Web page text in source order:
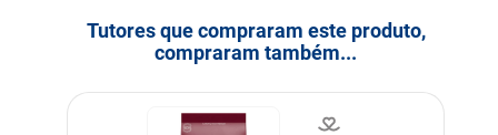
Tutores que compraram este produto,
compraram também...